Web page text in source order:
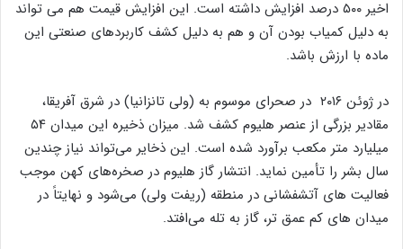
اخیر ۵۰۰ درصد افزایش داشته است. این افزایش قیمت هم می تواند
به دلیل کمیاب بودن آن و هم به دلیل کشف کاربردهای صنعتی این
ماده با ارزش باشد.
در ژوئن ۲۰۱۶ در صحرای موسوم به (ولی تانزانیا) در شرق آفریقا،
مقادیر بزرگی از عنصر هلیوم کشف شد. میزان ذخیره این میدان ۵۴
میلیارد متر مکعب برآورد شده است. این ذخایر می‌تواند نیاز چندین
سال بشر را تأمین نماید. انتشار گاز هلیوم در صخره‌های کهن موجب
فعالیت های آتشفشانی در منطقه (ریفت ولی) می‌شود و نهایتاً در
میدان ‌های کم‌ عمق‌ تر، گاز به تله می‌افتد.